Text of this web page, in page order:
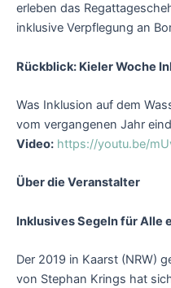
erleben das
inklusive Verpflegung an
Rückblick: Kieler Woche
Was Inklusion auf dem
vom vergangenen Jahr
Video: https://youtu.be/
Über die Veranstalter
Inklusives Segeln für Alle
Der 2019 in Kaarst (NRW)
von Stephan Krings hat